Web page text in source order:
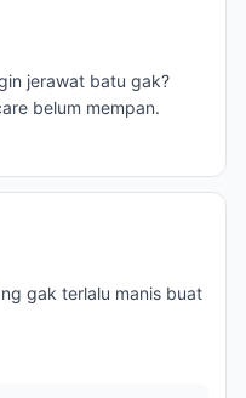
jerawat batu gak?
belum mempan.
gak terlalu manis buat